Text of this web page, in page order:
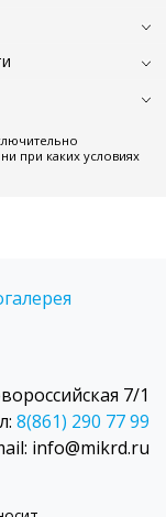
при каких условиях
7/1
8(861) 290 77 99
info@mikrd.ru